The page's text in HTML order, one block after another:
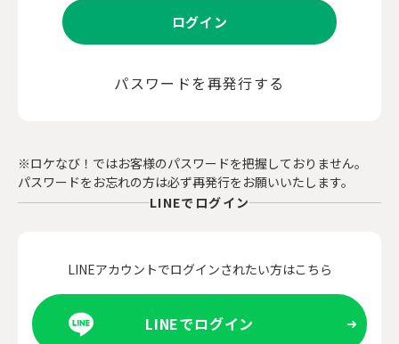
ログイン
パスワードを再発行する
※ロケなび！ではお客様のパスワードを把握しておりません。
パスワードをお忘れの方は必ず再発行をお願いいたします。
LINEでログイン
LINEアカウントでログインされたい方はこちら
LINEでログイン